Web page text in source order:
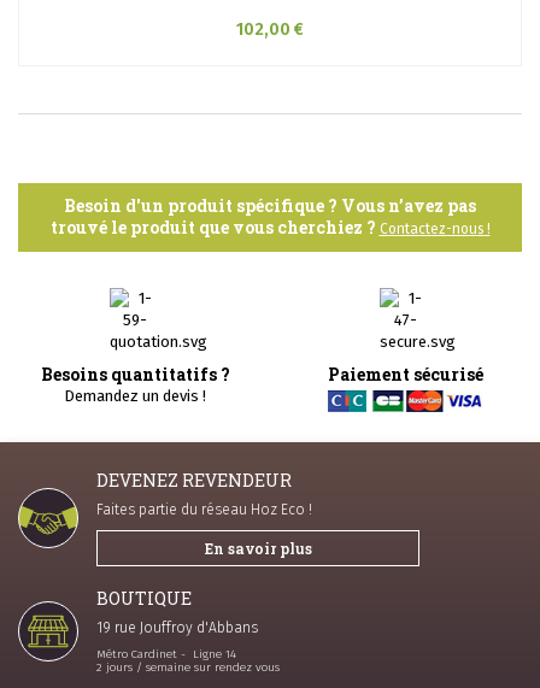
102,00 €
Besoin d'un produit spécifique ? Vous n’avez pas
trouvé le produit que vous cherchiez ? Contactez-nous !
Besoins quantitatifs ?
Demandez un devis !
Paiement sécurisé
DEVENEZ REVENDEUR
Faites partie du réseau Hoz Eco !
En savoir plus
BOUTIQUE
19 rue Jouffroy d'Abbans
Métro Cardinet - Ligne 14
2 jours / semaine sur rendez vous